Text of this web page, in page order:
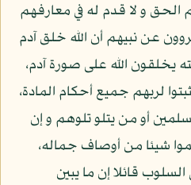
الحق و لا قدم له في معارفهم
عن نبيهم أن الله خلق آدم
يخلقون الله على صورة آدم،
لربهم جميع أحكام المادة،
أو من يتلو تلوهم و إن
شيئا من أوصاف جماله،
قائلا إن ما يبين